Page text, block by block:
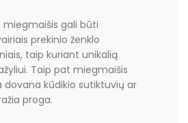
miegmaišis gali būti
prekinio ženklo
taip kuriant unikalią
Taip pat miegmaišis
dovana kūdikio sutiktuvių ar
proga.